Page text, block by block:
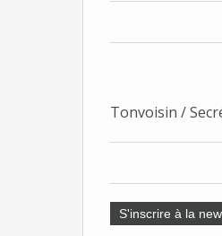
Tonvoisin /
S'inscrire à la